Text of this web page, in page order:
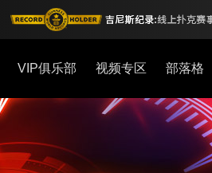
VIP俱乐部 视频专区 部落格